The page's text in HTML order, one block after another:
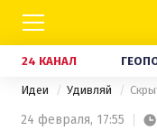
24 КАНАЛ
Идеи Удивляй
24 февраля, 17:55